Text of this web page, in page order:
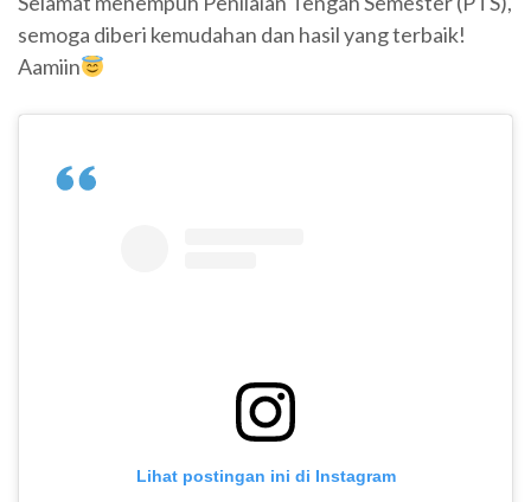
semoga diberi kemudahan dan hasil yang terbaik!
Aamiin
Lihat postingan ini di Instagram